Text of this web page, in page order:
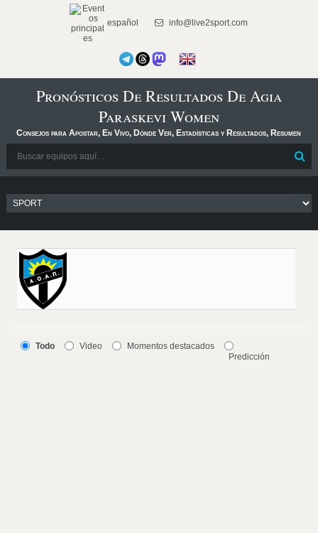
español info@live2sport.com
Pronósticos De Resultados De Agia
Paraskevi Women
Consejos para Apostar, En Vivo, Dónde Ver, Estadísticas y Resultados, Resumen
Todo Video
Momentos destacados
Predicción